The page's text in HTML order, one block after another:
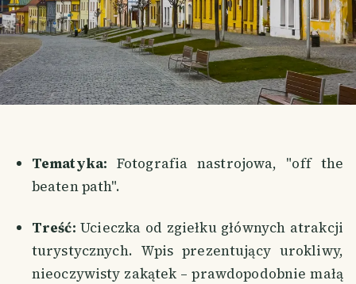
Tematyka: Fotografia nastrojowa, "off the
beaten path".
Treść: Ucieczka od zgiełku głównych atrakcji
turystycznych. Wpis prezentujący urokliwy,
nieoczywisty zakątek – prawdopodobnie małą